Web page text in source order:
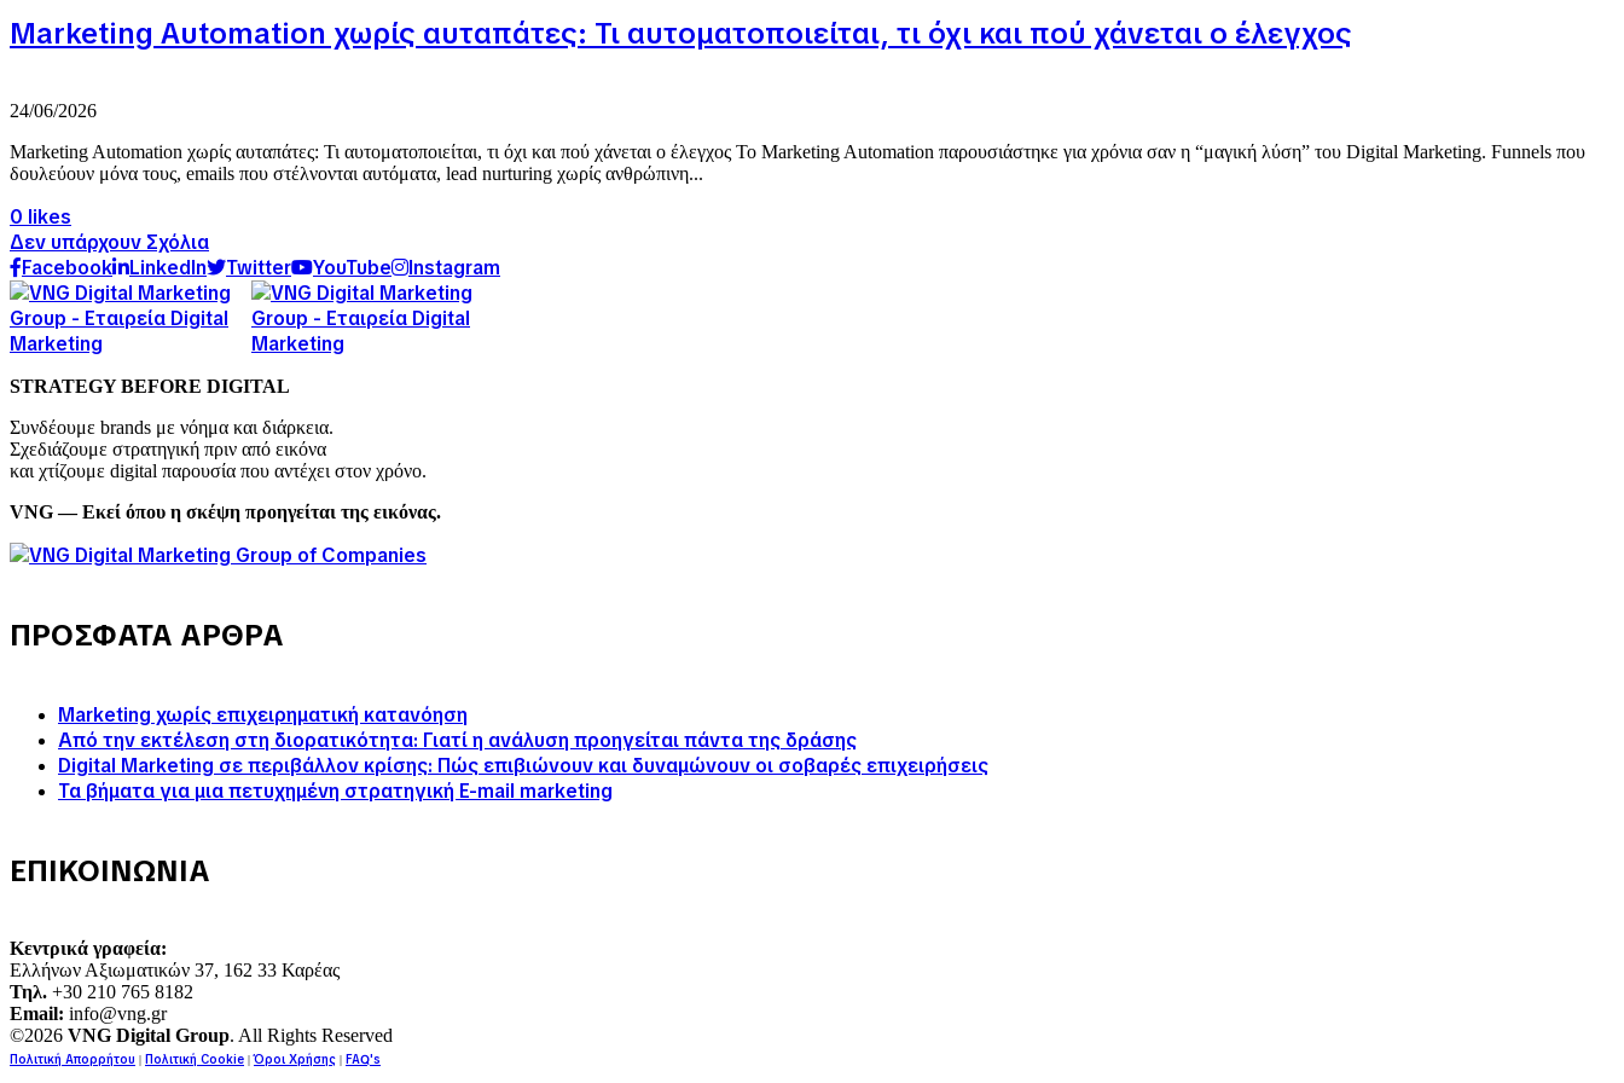
Marketing Automation χωρίς αυταπάτες: Τι αυτοματοποιείται, τι όχι και πού χάνεται ο έλεγχος
24/06/2026
Marketing Automation χωρίς αυταπάτες: Τι αυτοματοποιείται, τι όχι και πού χάνεται ο έλεγχος Το Marketing Automation παρουσιάστηκε για χρόνια σαν η “μαγική λύση” του Digital Marketing. Funnels που
δουλεύουν μόνα τους, emails που στέλνονται αυτόματα, lead nurturing χωρίς ανθρώπινη...
0 likes
Δεν υπάρχουν Σχόλια
Facebook
LinkedIn Twitter YouTube Instagram
STRATEGY BEFORE DIGITAL
Συνδέουμε brands με νόημα και διάρκεια.
Σχεδιάζουμε στρατηγική πριν από εικόνα
και χτίζουμε digital παρουσία που αντέχει στον χρόνο.
VNG — Εκεί όπου η σκέψη προηγείται της εικόνας.
ΠΡΟΣΦΑΤΑ ΑΡΘΡΑ
Marketing χωρίς επιχειρηματική κατανόηση
Από την εκτέλεση στη διορατικότητα: Γιατί η ανάλυση προηγείται πάντα της δράσης
Digital Marketing σε περιβάλλον κρίσης: Πώς επιβιώνουν και δυναμώνουν οι σοβαρές επιχειρήσεις
Τα βήματα για μια πετυχημένη στρατηγική E-mail marketing
ΕΠΙΚΟΙΝΩΝΙΑ
Κεντρικά γραφεία:
Ελλήνων Αξιωματικών 37, 162 33 Καρέας
Τηλ. +30 210 765 8182
Email: info@vng.gr
©2026 VNG Digital Group. All Rights Reserved
Πολιτική Απορρήτου | Πολιτική Cookie |Όροι Χρήσης | FAQ's